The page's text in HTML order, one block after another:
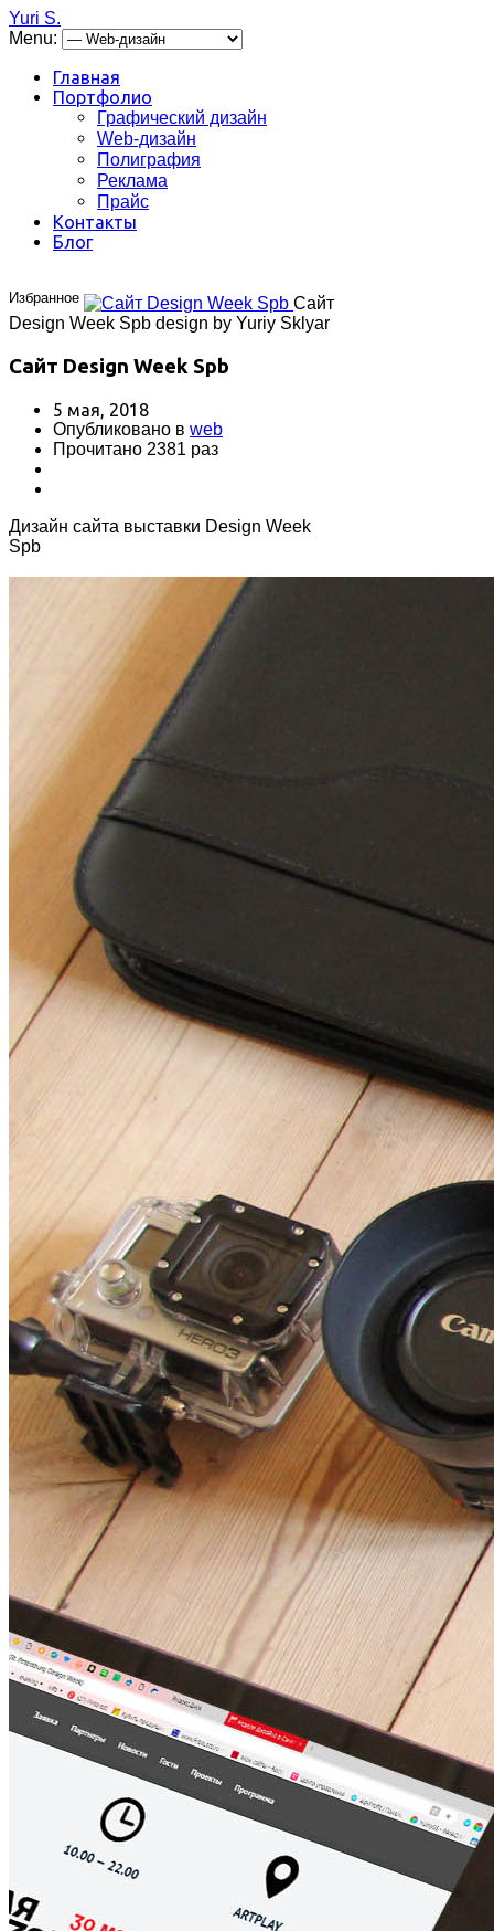
Yuri S.
Menu:
Главная
Портфолио
Графический дизайн
Web-дизайн
Полиграфия
Реклама
Прайс
Контакты
Блог
Избранное
Сайт
Design Week Spb design by Yuriy Sklyar
Сайт Design Week Spb
5 мая, 2018
Опубликовано в web
Прочитано 2381 раз
Дизайн сайта выставки Design Week
Spb